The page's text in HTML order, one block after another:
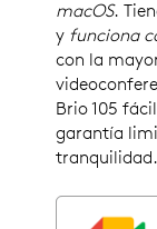
macOS.
y funciona
con la
Brio 105
garantía
tranquilidad.